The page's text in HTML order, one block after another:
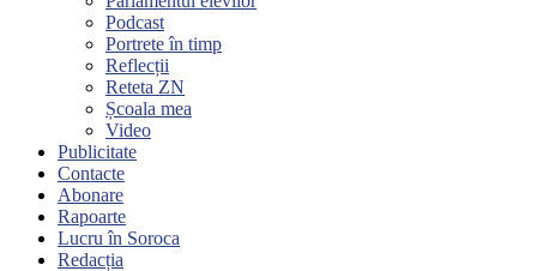
Podcast
Portrete în timp
Reflecții
Reteta ZN
Școala mea
Video
Publicitate
Contacte
Abonare
Rapoarte
Lucru în Soroca
Redacția